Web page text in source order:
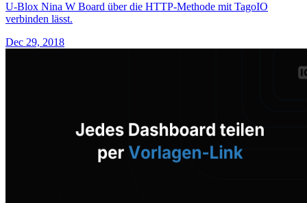
U-Blox Nina W Board über die HTTP-Methode mit TagoIO
verbinden lässt.
Dec 29, 2018